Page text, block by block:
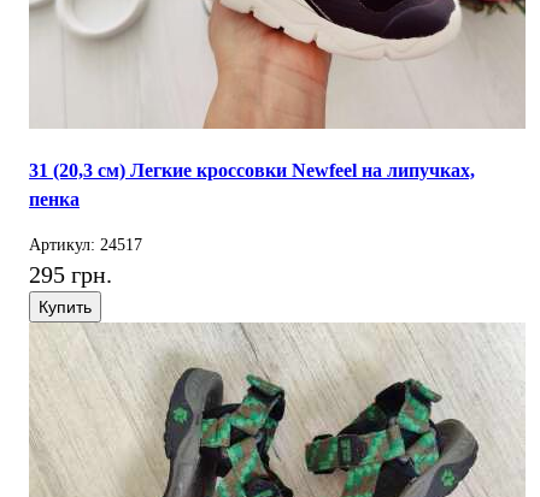
31 (20,3 см) Легкие кроссовки Newfeel на липучках,
пенка
Артикул: 24517
295 грн.
Купить